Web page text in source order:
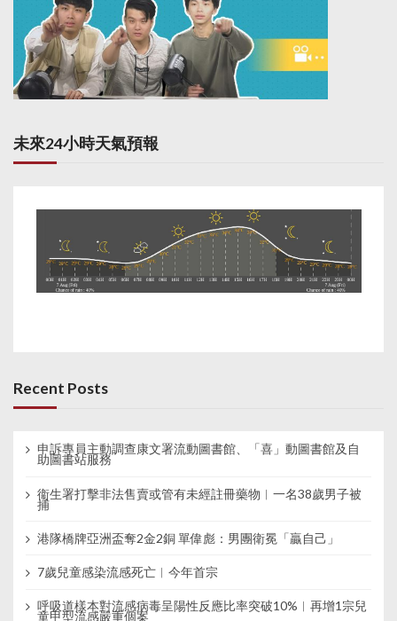
未來24小時天氣預報
Recent Posts
申訴專員主動調查康文署流動圖書館、「喜」動圖書館及自
助圖書站服務
衞生署打擊非法售賣或管有未經註冊藥物︱一名38歲男子被
捕
港隊橋牌亞洲盃奪2金2銅 單偉彪：男團衛冕「贏自己」
7歲兒童感染流感死亡︱今年首宗
呼吸道樣本對流感病毒呈陽性反應比率突破10%︱再增1宗兒
童甲型流感嚴重個案